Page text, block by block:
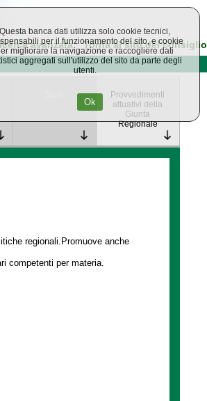
avanzata Torna al sito del consiglio
Provvedimenti
attuativi della
Giunta
Regionale
regionali.Promuove anche
competenti per materia.
Questa banca dati utilizza solo cookie tecnici,
per il funzionamento del sito, e cookie
migliorare la navigazione e raccogliere dati
aggregati sull'utilizzo del sito da parte degli
utenti.
Ok